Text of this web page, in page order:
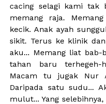
cacing selagi kami tak
memang raja.
kecik. Anak ayah
sikit. Terus ke klinik
aku... Memang liat bab-
tahan baru
Macam tu jugak Nur
Daripada satu sudu...
mulut... Yang